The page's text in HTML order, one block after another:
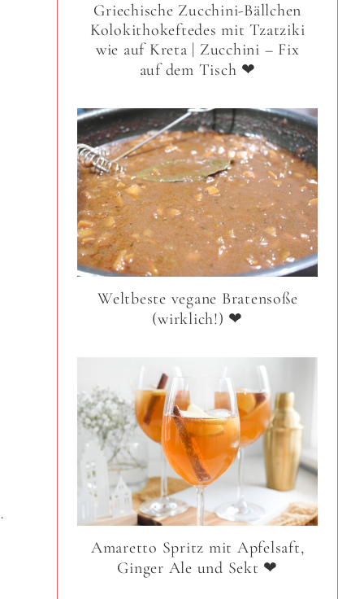
Griechische Zucchini-Bällchen
Kolokithokeftedes mit Tzatziki
wie auf Kreta | Zucchini – Fix
auf dem Tisch ❤
Weltbeste vegane Bratensoße
(wirklich!) ❤
Amaretto Spritz mit Apfelsaft,
Ginger Ale und Sekt ❤